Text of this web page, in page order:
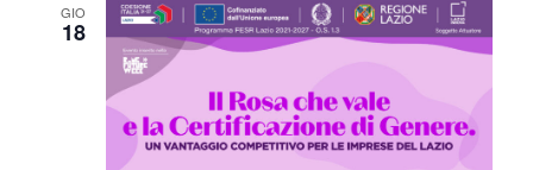
GIO
18